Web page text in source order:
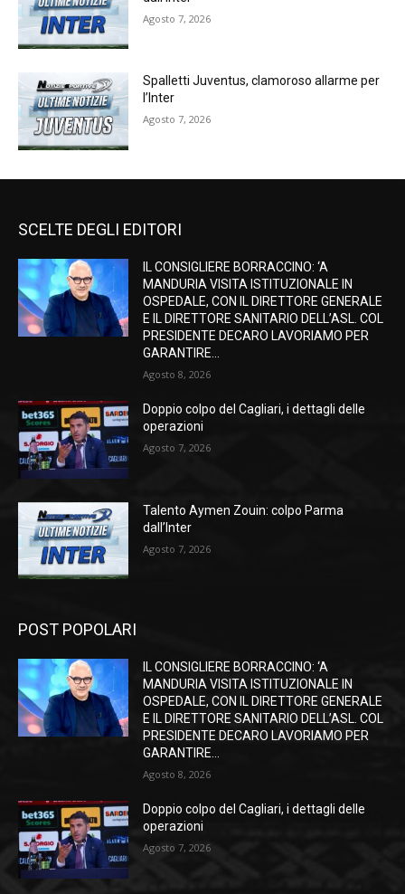
Agosto 7, 2026
Spalletti Juventus, clamoroso allarme per
l’Inter
Agosto 7, 2026
SCELTE DEGLI EDITORI
IL CONSIGLIERE BORRACCINO: ‘A
MANDURIA VISITA ISTITUZIONALE IN
OSPEDALE, CON IL DIRETTORE GENERALE
E IL DIRETTORE SANITARIO DELL’ASL. COL
PRESIDENTE DECARO LAVORIAMO PER
GARANTIRE...
Agosto 8, 2026
Doppio colpo del Cagliari, i dettagli delle
operazioni
Agosto 7, 2026
Talento Aymen Zouin: colpo Parma
dall’Inter
Agosto 7, 2026
POST POPOLARI
IL CONSIGLIERE BORRACCINO: ‘A
MANDURIA VISITA ISTITUZIONALE IN
OSPEDALE, CON IL DIRETTORE GENERALE
E IL DIRETTORE SANITARIO DELL’ASL. COL
PRESIDENTE DECARO LAVORIAMO PER
GARANTIRE...
Agosto 8, 2026
Doppio colpo del Cagliari, i dettagli delle
operazioni
Agosto 7, 2026